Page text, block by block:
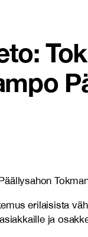
erilaisista
ja